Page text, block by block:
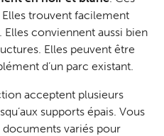
trouvent facilement
Elles conviennent aussi bien
Elles peuvent être
d’un parc existant.
acceptent plusieurs
supports épais. Vous
variés pour